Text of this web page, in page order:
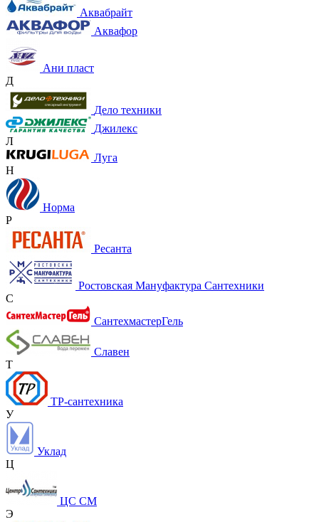
Аквабрайт
Аквафор
Ани пласт
Д
Дело техники
Джилекс
Л
Луга
Н
Норма
Р
Ресанта
Ростовская Мануфактура Сантехники
С
СантехмастерГель
Славен
Т
ТР-сантехника
У
Уклад
Ц
ЦС СМ
Э